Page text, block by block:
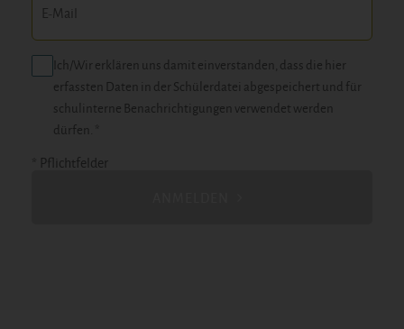
Ich/Wir erklären uns damit einverstanden, dass die hier
erfassten Daten in der Schülerdatei abgespeichert und für
schulinterne Benachrichtigungen verwendet werden
dürfen. *
* Pflichtfelder